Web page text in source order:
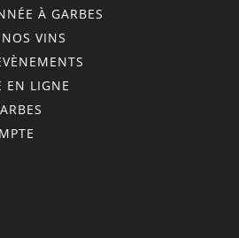
À GARBES
VINS
EN LIGNE